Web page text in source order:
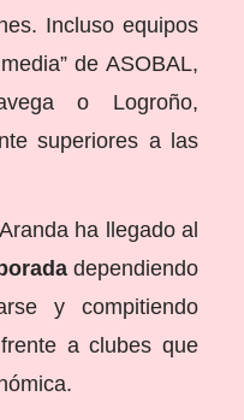
Incluso equipos
de ASOBAL,
o Logroño,
superiores a las
ha llegado al
dependiendo
y compitiendo
a clubes que